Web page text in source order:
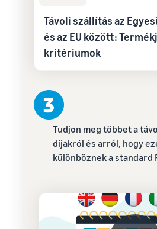
Távoli szállítás az
és az EU között:
kritériumok
Tudjon meg többet a
díjakról és arról, hogy
különböznek a standard